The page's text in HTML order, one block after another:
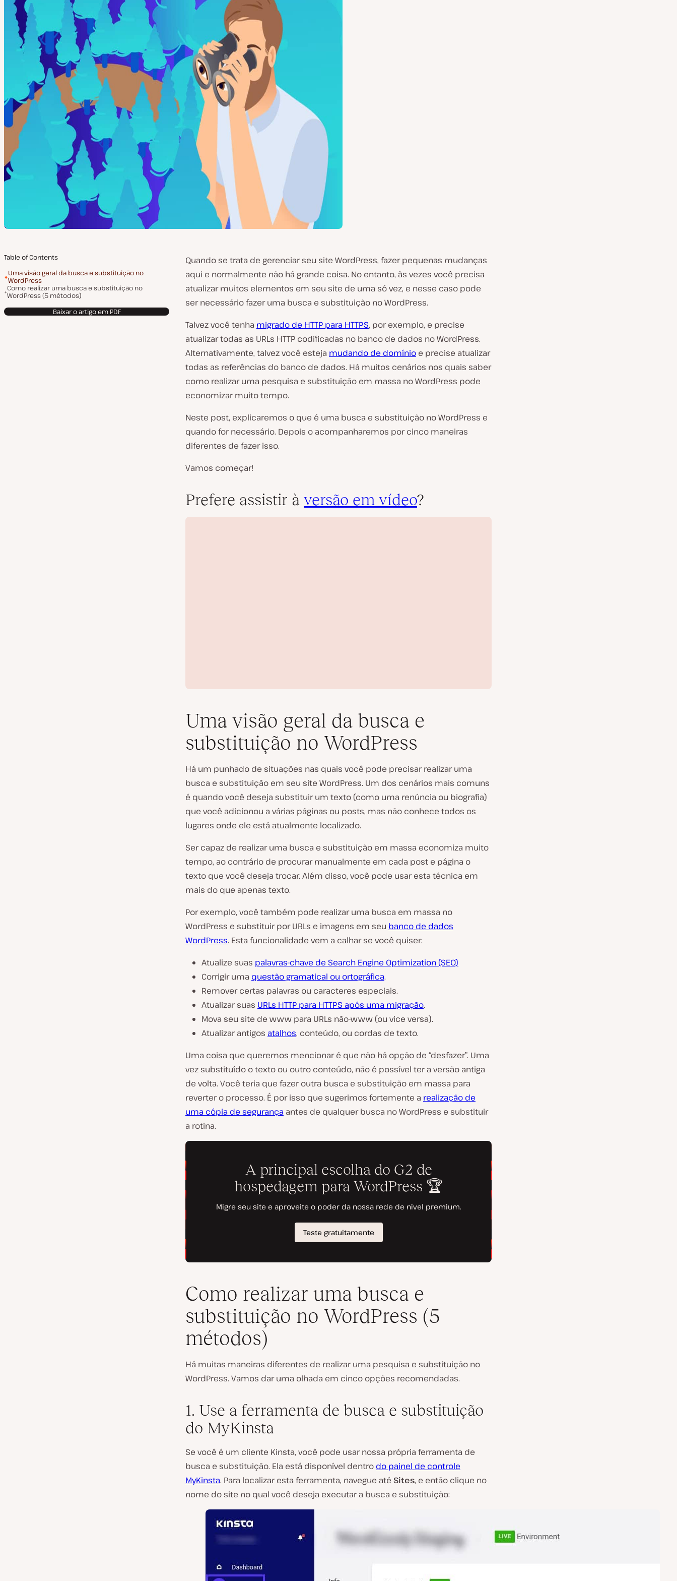
Table of Contents
Uma visão geral da busca e substituição no
WordPress
Como realizar uma busca e substituição no
WordPress (5 métodos)
Baixar o artigo em PDF
Quando se trata de gerenciar seu site WordPress, fazer pequenas mudanças
aqui e normalmente não há grande coisa. No entanto, às vezes você precisa
atualizar muitos elementos em seu site de uma só vez, e nesse caso pode
ser necessário fazer uma busca e substituição no WordPress.
Talvez você tenha migrado de HTTP para HTTPS, por exemplo, e precise
atualizar todas as URLs HTTP codificadas no banco de dados no WordPress.
Alternativamente, talvez você esteja mudando de domínio e precise atualizar
todas as referências do banco de dados. Há muitos cenários nos quais saber
como realizar uma pesquisa e substituição em massa no WordPress pode
economizar muito tempo.
Neste post, explicaremos o que é uma busca e substituição no WordPress e
quando for necessário. Depois o acompanharemos por cinco maneiras
diferentes de fazer isso.
Vamos começar!
Prefere assistir à versão em vídeo?
e
p
o
d
z
i
r
í
Uma visão geral da busca e
substituição no WordPress
Há um punhado de situações nas quais você pode precisar realizar uma
busca e substituição em seu site WordPress. Um dos cenários mais comuns
é quando você deseja substituir um texto (como uma renúncia ou biografia)
que você adicionou a várias páginas ou posts, mas não conhece todos os
lugares onde ele está atualmente localizado.
Ser capaz de realizar uma busca e substituição em massa economiza muito
tempo, ao contrário de procurar manualmente em cada post e página o
texto que você deseja trocar. Além disso, você pode usar esta técnica em
mais do que apenas texto.
Por exemplo, você também pode realizar uma busca em massa no
WordPress e substituir por URLs e imagens em seu banco de dados
WordPress. Esta funcionalidade vem a calhar se você quiser:
Atualize suas palavras-chave de Search Engine Optimization (SEO)
Corrigir uma questão gramatical ou ortográfica.
Remover certas palavras ou caracteres especiais.
Atualizar suas URLs HTTP para HTTPS após uma migração.
Mova seu site de www para URLs não-www (ou vice versa).
Atualizar antigos atalhos, conteúdo, ou cordas de texto.
Uma coisa que queremos mencionar é que não há opção de “desfazer”. Uma
vez substituído o texto ou outro conteúdo, não é possível ter a versão antiga
de volta. Você teria que fazer outra busca e substituição em massa para
reverter o processo. É por isso que sugerimos fortemente a realização de
uma cópia de segurança antes de qualquer busca no WordPress e substituir
a rotina.
Como realizar uma busca e
substituição no WordPress (5
métodos)
Há muitas maneiras diferentes de realizar uma pesquisa e substituição no
WordPress. Vamos dar uma olhada em cinco opções recomendadas.
1. Use a ferramenta de busca e substituição
do MyKinsta
Se você é um cliente Kinsta, você pode usar nossa própria ferramenta de
busca e substituição. Ela está disponível dentro do painel de controle
MyKinsta. Para localizar esta ferramenta, navegue até Sites, e então clique no
nome do site no qual você deseja executar a busca e substituição: